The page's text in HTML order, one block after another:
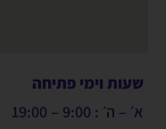
שעות וימי פתיחה
א׳ – ה׳ : 9:00 – 19:00